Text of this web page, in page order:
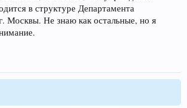
в структуре Департамента
Москвы. Не знаю как остальные, но я